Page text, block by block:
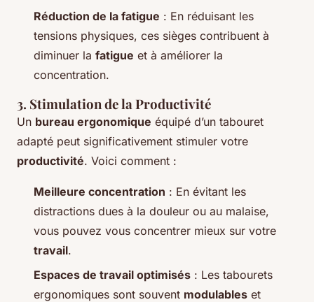
Réduction de la fatigue : En réduisant les
tensions physiques, ces sièges contribuent à
diminuer la fatigue et à améliorer la
concentration.
3. Stimulation de la Productivité
Un bureau ergonomique équipé d’un tabouret
adapté peut significativement stimuler votre
productivité. Voici comment :
Meilleure concentration : En évitant les
distractions dues à la douleur ou au malaise,
vous pouvez vous concentrer mieux sur votre
travail.
Espaces de travail optimisés : Les tabourets
ergonomiques sont souvent modulables et